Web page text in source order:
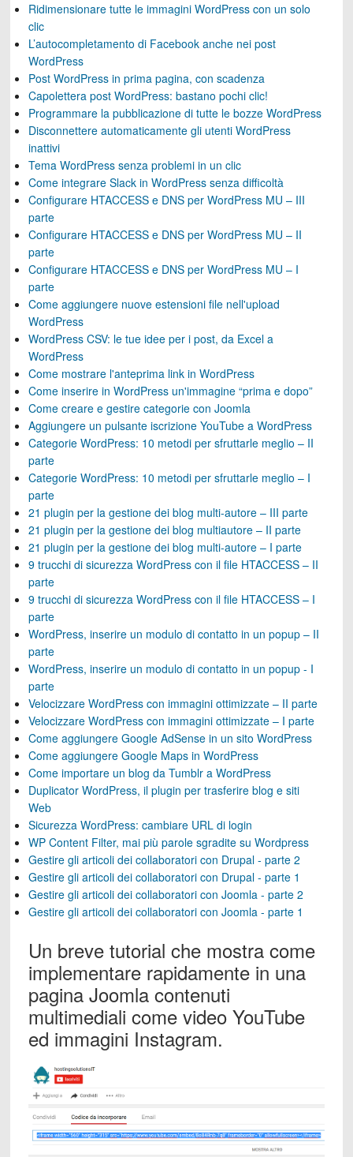
Ridimensionare tutte le immagini WordPress con un solo
clic
L’autocompletamento di Facebook anche nei post
WordPress
Post WordPress in prima pagina, con scadenza
Capolettera post WordPress: bastano pochi clic!
Programmare la pubblicazione di tutte le bozze WordPress
Disconnettere automaticamente gli utenti WordPress
inattivi
Tema WordPress senza problemi in un clic
Come integrare Slack in WordPress senza difficoltà
Configurare HTACCESS e DNS per WordPress MU – III
parte
Configurare HTACCESS e DNS per WordPress MU – II
parte
Configurare HTACCESS e DNS per WordPress MU – I
parte
Come aggiungere nuove estensioni file nell'upload
WordPress
WordPress CSV: le tue idee per i post, da Excel a
WordPress
Come mostrare l'anteprima link in WordPress
Come inserire in WordPress un'immagine “prima e dopo”
Come creare e gestire categorie con Joomla
Aggiungere un pulsante iscrizione YouTube a WordPress
Categorie WordPress: 10 metodi per sfruttarle meglio – II
parte
Categorie WordPress: 10 metodi per sfruttarle meglio – I
parte
21 plugin per la gestione dei blog multi-autore – III parte
21 plugin per la gestione dei blog multiautore – II parte
21 plugin per la gestione dei blog multi-autore – I parte
9 trucchi di sicurezza WordPress con il file HTACCESS – II
parte
9 trucchi di sicurezza WordPress con il file HTACCESS – I
parte
WordPress, inserire un modulo di contatto in un popup – II
parte
WordPress, inserire un modulo di contatto in un popup - I
parte
Velocizzare WordPress con immagini ottimizzate – II parte
Velocizzare WordPress con immagini ottimizzate – I parte
Come aggiungere Google AdSense in un sito WordPress
Come aggiungere Google Maps in WordPress
Come importare un blog da Tumblr a WordPress
Duplicator WordPress, il plugin per trasferire blog e siti
Web
Sicurezza WordPress: cambiare URL di login
WP Content Filter, mai più parole sgradite su Wordpress
Gestire gli articoli dei collaboratori con Drupal - parte 2
Gestire gli articoli dei collaboratori con Drupal - parte 1
Gestire gli articoli dei collaboratori con Joomla - parte 2
Gestire gli articoli dei collaboratori con Joomla - parte 1
Un breve tutorial che mostra come
implementare rapidamente in una
pagina Joomla contenuti
multimediali come video YouTube
ed immagini Instagram.